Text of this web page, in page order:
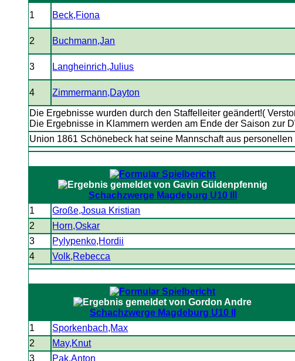
1 Beck,Fiona
2 Buchmann,Jan
3 Langheinrich,Julius
4 Zimmermann,Dayton
Die Ergebnisse wurden durch den Staffelleiter geändert!(
Die Ergebnisse in Klammern werden am Ende der Saison zur
Union 1861 Schönebeck hat seine Mannschaft aus
Schachzwerge Magdeburg U10 III
1 Große,Josua Kristian
2
Horn,Oskar
3
Pylypenko,Hordii
4
Volk,Rebecca
Schachzwerge Magdeburg U10 II
1 Sporkenbach,Max
2
May,Knut
3
Pak,Anton